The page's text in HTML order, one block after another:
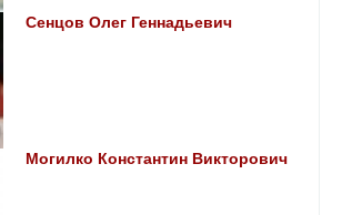
Сенцов Олег Геннадьевич
Могилко Константин Викторович